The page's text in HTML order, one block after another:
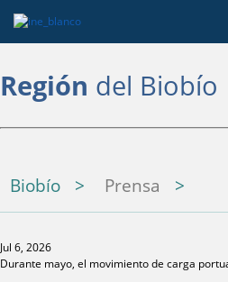
Región del Biobío
Biobío Prensa
Jul 6, 2026
Durante mayo, el movimiento de carga